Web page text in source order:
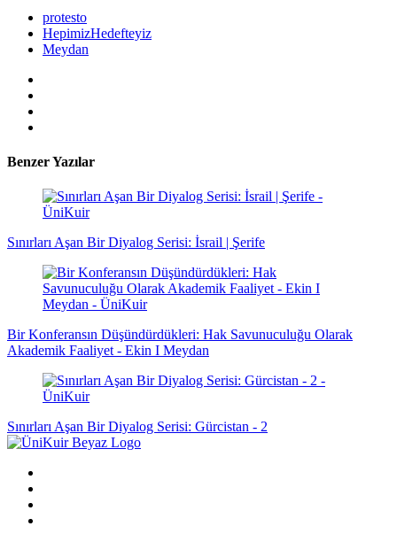
protesto
HepimizHedefteyiz
Meydan
Benzer Yazılar
Sınırları Aşan Bir Diyalog Serisi: İsrail | Şerife
Bir Konferansın Düşündürdükleri: Hak Savunuculuğu Olarak
Akademik Faaliyet - Ekin I Meydan
Sınırları Aşan Bir Diyalog Serisi: Gürcistan - 2